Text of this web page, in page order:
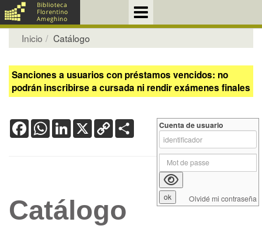
Inicio Catálogo
Sanciones a usuarios con préstamos vencidos: no
podrán inscribirse a cursada ni rendir exámenes finales
FacebookWhatsApp
LinkedIn
X Copy
Link
Catálogo
Cuenta de usuario
Olvidé mi contraseña